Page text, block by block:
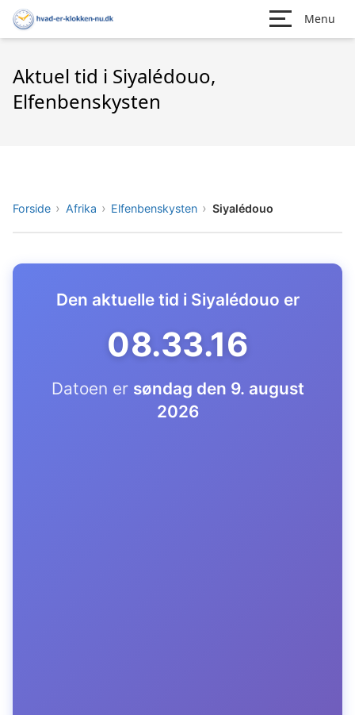
Menu
Aktuel tid i Siyalédouo,
Elfenbenskysten
Forside Afrika Elfenbenskysten Siyalédouo
Den aktuelle tid i Siyalédouo er
08.33.17
Datoen er søndag den 9. august
2026